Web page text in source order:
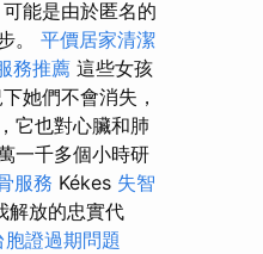
能是由於匿名的
。 平價居家清潔
務推薦 這些女孩
她們不會消失，
它也對心臟和肺
一千多個小時研
服務 Kékes 失智
解放的忠實代
胞證過期問題